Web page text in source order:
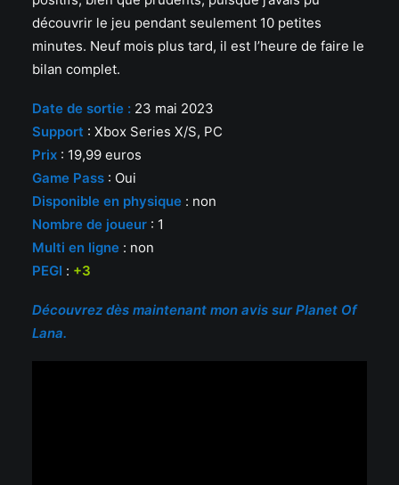
découvrir le jeu pendant seulement 10 petites
minutes. Neuf mois plus tard, il est l’heure de faire le
bilan complet.
Date de sortie : 23 mai 2023
Support : Xbox Series X/S, PC
Prix : 19,99 euros
Game Pass : Oui
Disponible en physique : non
Nombre de joueur : 1
Multi en ligne : non
PEGI : +3
Découvrez dès maintenant mon avis sur Planet Of
Lana.